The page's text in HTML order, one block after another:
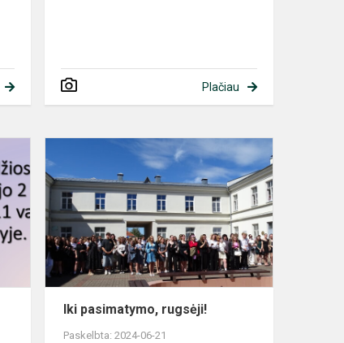
Plačiau
2024
Iki
pasimatymo,
rugsėji!
Iki pasimatymo, rugsėji!
Paskelbta: 2024-06-21